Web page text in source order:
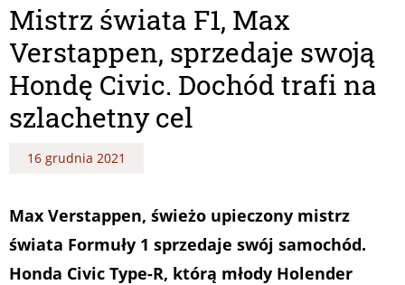
Mistrz świata F1, Max
Verstappen, sprzedaje swoją
Hondę Civic. Dochód trafi na
szlachetny cel
16 grudnia 2021
Max Verstappen, świeżo upieczony mistrz
świata Formuły 1 sprzedaje swój samochód.
Honda Civic Type-R, którą młody Holender